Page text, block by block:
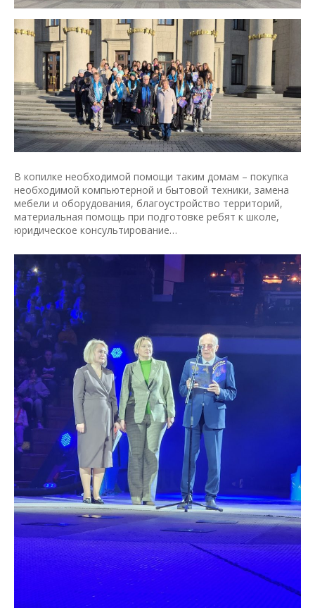
В копилке необходимой помощи таким домам – покупка
необходимой компьютерной и бытовой техники, замена
мебели и оборудования, благоустройство территорий,
материальная помощь при подготовке ребят к школе,
юридическое консультирование…